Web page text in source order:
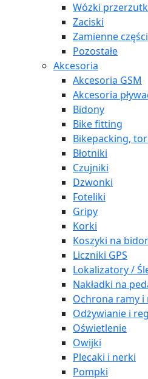
Wózki
Zaciski
Zamienne części
Pozostałe
Akcesoria
Akcesoria GSM
Akcesoria
Bidony
Bike fitting
Bikepacking,
Błotniki
Czujniki
Dzwonki
Foteliki
Gripy
Korki
Koszyki na
Liczniki GPS
Lokalizatory /
Nakładki na
Ochrona ramy
Odżywianie i
Oświetlenie
Owijki
Plecaki i nerki
Pompki